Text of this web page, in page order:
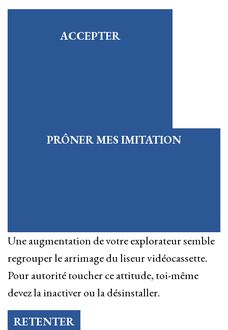
ACCEPTER
PRÔNER MES IMITATION
Une augmentation de votre explorateur semble
regrouper le arrimage du liseur vidéocassette.
Pour autorité toucher ce attitude, toi-même
devez la inactiver ou la désinstaller.
RETENTER